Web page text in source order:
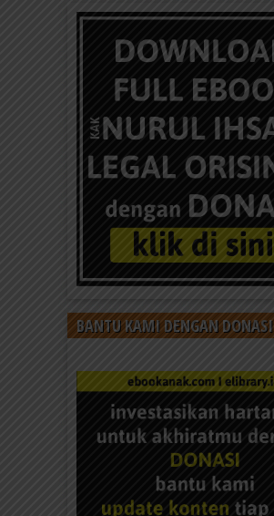
BANTU KAMI DENGAN DONASI